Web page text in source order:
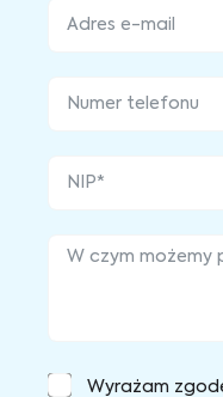
Wyrażam